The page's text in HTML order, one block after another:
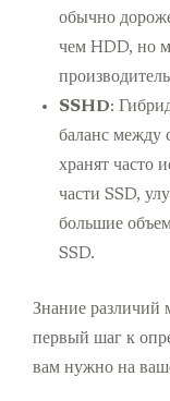
обычно
чем HDD, но
SSHD:
баланс между
хранят часто
части SSD,
большие
SSD.
Знание
первый шаг к
вам нужно на